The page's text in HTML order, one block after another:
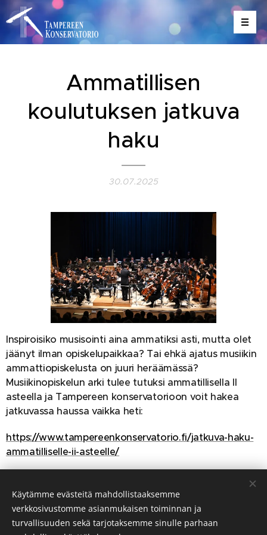
Ammatillisen
koulutuksen jatkuva
haku
30.07.2025
Inspiroisiko musisointi aina ammatiksi asti, mutta olet
jäänyt ilman opiskelupaikkaa? Tai ehkä ajatus musiikin
ammattiopiskelusta on juuri heräämässä?
Musiikinopiskelun arki tulee tutuksi ammatillisella II
asteella ja Tampereen konservatorioon voit hakea
jatkuvassa haussa vaikka heti:
https://www.tampereenkonservatorio.fi/jatkuva-haku-
ammatilliselle-ii-asteelle/
Käytämme evästeitä mahdollistaaksemme
verkkosivustomme asianmukaisen toiminnan ja
turvallisuuden sekä tarjotaksemme sinulle parhaan